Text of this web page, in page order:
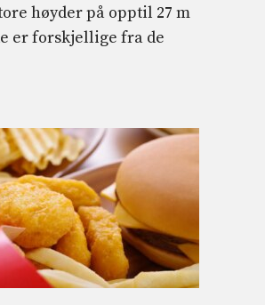
høyder på opptil 27 m
er forskjellige fra de